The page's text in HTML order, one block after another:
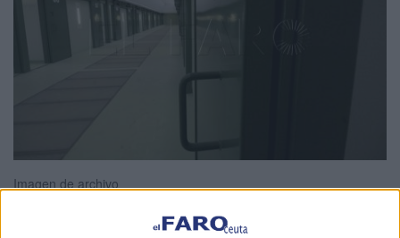
Imagen de archivo